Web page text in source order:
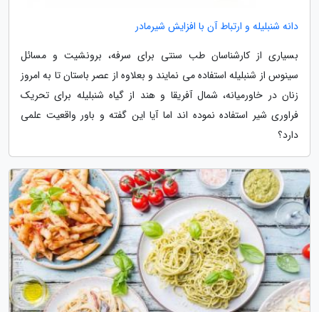
دانه شنبلیله و ارتباط آن با افزایش شیرمادر
بسیاری از کارشناسان طب سنتی برای سرفه، برونشیت و مسائل
سینوس از شنبلیله استفاده می نمایند و بعلاوه از عصر باستان تا به امروز
زنان در خاورمیانه، شمال آفریقا و هند از گیاه شنبلیله برای تحریک
فراوری شیر استفاده نموده اند اما آیا این گفته و باور واقعیت علمی
دارد؟